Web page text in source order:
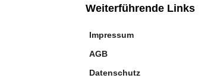
Weiterführende Links
Impressum
AGB
Datenschutz